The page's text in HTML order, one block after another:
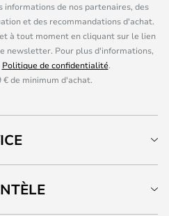
informations de nos partenaires, des
et des recommandations d'achat.
à tout moment en cliquant sur le lien
newsletter. Pour plus d'informations,
Politique de confidentialité.
€ de minimum d'achat.